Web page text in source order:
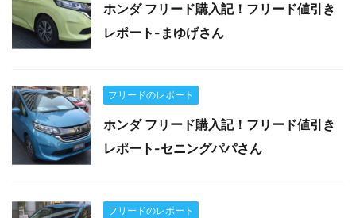
ホンダ フリード購入記！フリード値引き
レポート-まゆげさん
フリードのレポート
ホンダ フリード購入記！フリード値引き
レポート-セニングパパさん
フリードのレポート